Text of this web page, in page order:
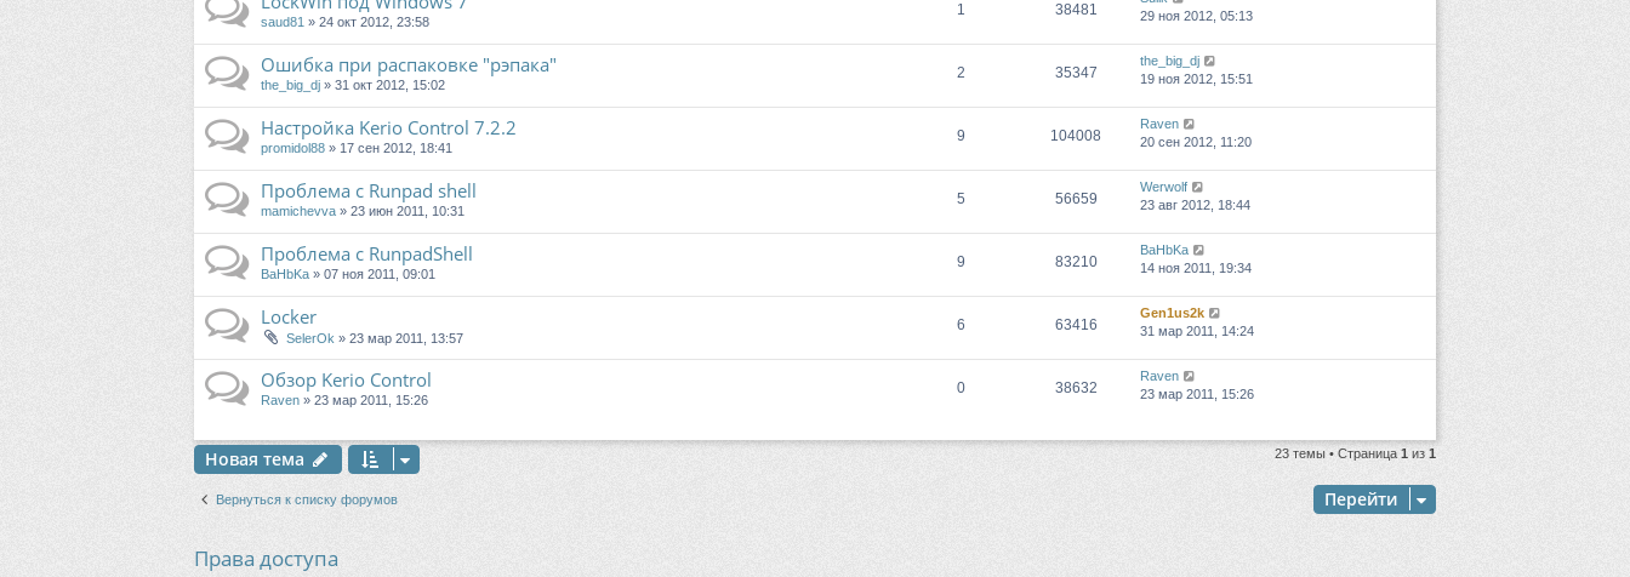
saud81 » 24 окт 2012, 23:58
1 38481
29 ноя 2012, 05:13
Ошибка при распаковке "рэпака"
the_big_dj » 31 окт 2012, 15:02
2 35347
the_big_dj
19 ноя 2012, 15:51
Настройка Kerio Control 7.2.2
promidol88 » 17 сен 2012, 18:41
9 104008
Raven
20 сен 2012, 11:20
Проблема с Runpad shell
mamichevva » 23 июн 2011, 10:31
5 56659
Werwolf
23 авг 2012, 18:44
Проблема с RunpadShell
BaHbKa » 07 ноя 2011, 09:01
9 83210
BaHbKa
14 ноя 2011, 19:34
Locker
SelerOk » 23 мар 2011, 13:57
6 63416
Gen1us2k
31 мар 2011, 14:24
Обзор Kerio Control
Raven » 23 мар 2011, 15:26
0 38632
Raven
23 мар 2011, 15:26
Новая тема 23 темы • Страница 1 из 1
Вернуться к списку форумов Перейти
Права доступа